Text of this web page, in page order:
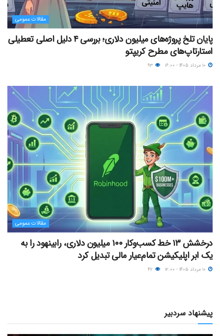
مقالات عمومی
پایان تلخ پروژه‌های میلیون دلاری؛ بررسی ۴ دلیل اصلی تعطیلی
استارتاپ‌های مطرح کریپتو
مقالات عمومی
درخشش ۱۳ خط کسب‌وکار ۱۰۰ میلیون دلاری، رابینهود را به
یک ابر اپلیکیشن تمام‌عیار مالی تبدیل کرد
پیشنهاد سردبیر